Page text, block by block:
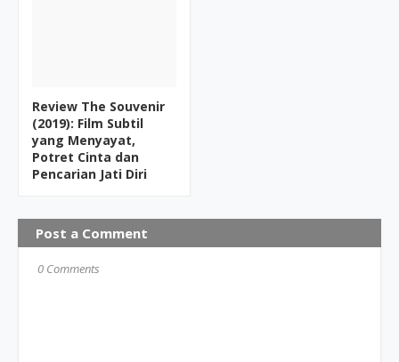
Review The Souvenir
(2019): Film Subtil
yang Menyayat,
Potret Cinta dan
Pencarian Jati Diri
Post a Comment
0 Comments